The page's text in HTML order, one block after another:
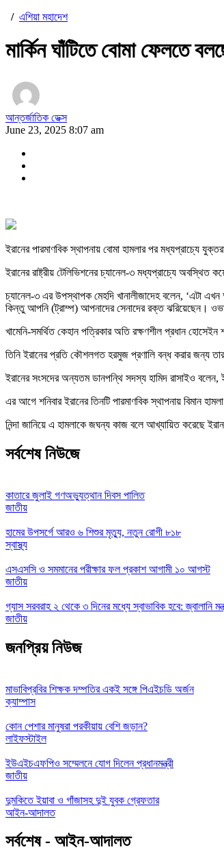
/ এশিয়া মহাদেশ
মার্কিন ঘাঁটিতে বোমা ফেলতে
আন্তর্জাতিক ডেক্স
June 23, 2025 8:07 am
ইরানের পারমাণবিক স্থাপনায় বোমা হামলার পর মধ্যপ্রাচ্যে
ইরানের রাষ্ট্রীয় টেলিভিশনের চ্যানেল-৩ মধ্যপ্রাচ্যে অবস্থিত
চ্যানেল-৩ এর উপস্থাপক মেহদি খানালীজাদেহ বলেন, ‘এটা
কিন্তু আপনি (ট্রাম্প) আপনাদের সেনাদের রক্ত ঝরিয়েছেন। ওভাল
খামেনি-সমর্থিত কেহান পত্রিকার অতি রক্ষণশীল প্রধান হোসেইন
তিনি ইরানের প্রতি কৌশলগত হরমুজ প্রণালি বন্ধ করার জন্য
ইরানের সংসদের অন্যতম ডানপন্থি সদস্য হামিদ রাসাইও
এর আগে শনিবার ইরানের তিনটি পারমাণবিক স্থাপনায় বিমান
নিন্দা জানিয়ে এ হামলাকে জঘন্য কাজ বলে আখ্যায়িত করেছে
সর্বশেষ নিউজে
কাতারে জুলাই গণঅভ্যুত্থান দিবস পালিত
জাতীয়
হামের উপসর্গে আরও ৬ শিশুর মৃত্যু, নতুন রোগী ৮১৮
স্বাস্থ্য
এসএসসি ও সমমানের পরীক্ষার ফল প্রকাশ আগামী ১০ আগস্ট
জাতীয়
গ্যাস সরবরাহ ২ থেকে ৩ দিনের মধ্যে স্বাভাবিক হবে: জ্বালানি
জাতীয়
জনপ্রিয় নিউজ
মাভাবিপ্রবির শিক্ষক দম্পতির একই সঙ্গে পিএইচডি অর্জন
ক্যাম্পাস
কোন পেশার মানুষরা পরকীয়ায় বেশি জড়ান?
লাইফস্টাইল
ইউএইচএফপিও সম্মেলনে যোগ দিলেন প্রধানমন্ত্রী
জাতীয়
দুমকিতে ইয়াবা ও গাঁজাসহ দুই যুবক গ্রেফতার
আইন-আদালত
সর্বশেষ - আইন-আদালত